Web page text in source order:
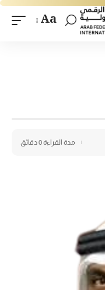
Aa
مدة القراءة 0 دقائق